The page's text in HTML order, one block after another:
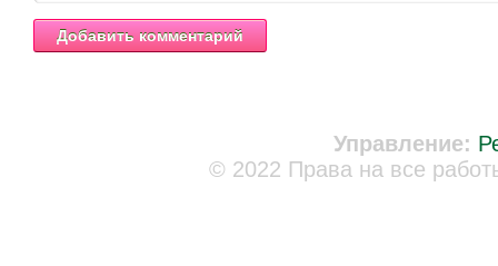
Управление:
© 2022 Права на все